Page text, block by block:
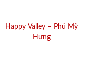
Happy Valley – Phú Mỹ
Hưng